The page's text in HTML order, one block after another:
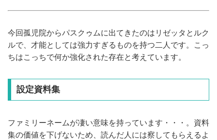
今回孤児院からパスクゥムに出てきたのはリゼッタとルク
ルで、才能としては強力すぎるものを持つ二人です。こっ
ちはこっちで何か強化された存在と考えています。
設定資料集
ファミリーネームが凄い意味を持っています・・・。資料
集の価値を下げないため、読んだ人には察してもらえるよ